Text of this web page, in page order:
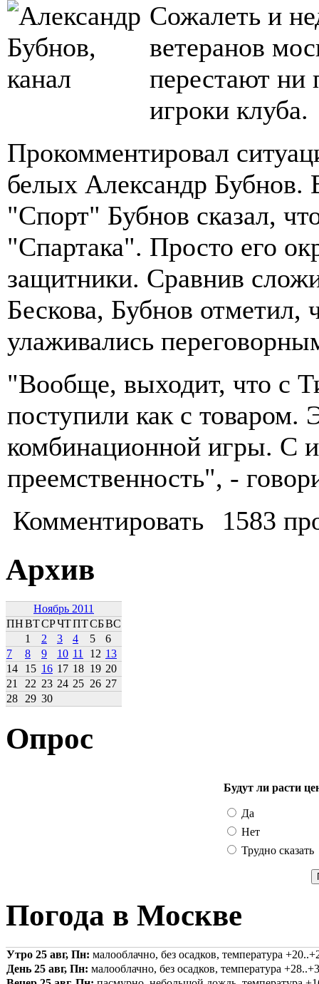
Сожалеть и
ветеранов
перестают
игроки клуба.
Прокомментировал
белых Александр Бубнов.
"Спорт" Бубнов сказал,
"Спартака". Просто его
защитники. Сравнив
Бескова, Бубнов отметил,
улаживались
"Вообще, выходит, что с
поступили как с товаром.
комбинационной игры. С
преемственность", -
Комментировать
1583
Архив
Ноябрь 2011
ПНВТСРЧТПТСБВС
1
2 3 4 5
6
7
8 9 10 11 12 13
14
15 16 17 18 19 20
21
22 23 24 25 26 27
28
29 30
Опрос
Будут ли расти
Да
Нет
Трудно сказать
Погода в Москве
Утро 25 авг, Пн: малооблачно, без осадков, температура
День 25 авг, Пн: малооблачно, без осадков, температура